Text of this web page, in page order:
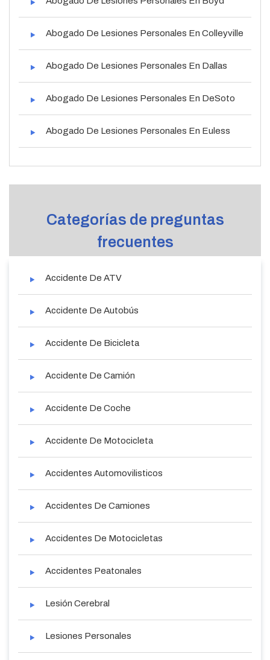
Abogado De Lesiones Personales En Colleyville
Abogado De Lesiones Personales En Dallas
Abogado De Lesiones Personales En DeSoto
Abogado De Lesiones Personales En Euless
Categorías de preguntas
frecuentes
Accidente De ATV
Accidente De Autobús
Accidente De Bicicleta
Accidente De Camión
Accidente De Coche
Accidente De Motocicleta
Accidentes Automovilisticos
Accidentes De Camiones
Accidentes De Motocicletas
Accidentes Peatonales
Lesión Cerebral
Lesiones Personales